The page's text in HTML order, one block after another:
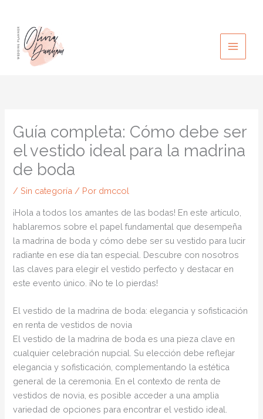
contenido
Guía completa: Cómo debe ser
el vestido ideal para la madrina
de boda
/Sin categoría / Por dmccol
¡Hola a todos los amantes de las bodas! En este artículo,
hablaremos sobre el papel fundamental que desempeña
la madrina de boda y cómo debe ser su vestido para lucir
radiante en ese día tan especial. Descubre con nosotros
las claves para elegir el vestido perfecto y destacar en
este evento único. ¡No te lo pierdas!
El vestido de la madrina de boda: elegancia y sofisticación
en renta de vestidos de novia
El vestido de la madrina de boda es una pieza clave en
cualquier celebración nupcial. Su elección debe reflejar
elegancia y sofisticación, complementando la estética
general de la ceremonia. En el contexto de renta de
vestidos de novia, es posible acceder a una amplia
variedad de opciones para encontrar el vestido ideal.